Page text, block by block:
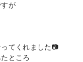
が
てくれました📷
ところ